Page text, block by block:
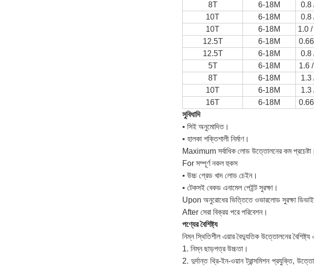
8T
6-18M 0.8
10T
6-18M 0.8
10T
6-18M 1.0
12.5T
6-18M
12.5T
6-18M 0.8
5T
6-18M 1.6
8T
6-18M 1.3
10T
6-18M 1.3
16T
6-18M
সুবিধাদি
• সিই অনুমোদিত।
• হালকা শক্তিশালী নির্মাণ।
Maximum সর্বাধিক লোড উত্তোলনের কম প্রচেষ্টা।
For সম্পূর্ণ নকল হুকস
• উচ্চ গ্রেড খাদ লোড চেইন।
• টেকসই বেকড এনামেল পেইন্ট সুরক্ষা।
Upon অনুরোধের ভিত্তিতে ওভারলোড সুরক্ষা
After সেরা বিক্রয় পরে পরিবেশন।
পণ্যের বৈশিষ্ট্য
নিম্ন স্থিতিশীল এয়ার বৈদ্যুতিক উত্তোলনের বৈশিষ্ট্য
1. নিম্ন ছাড়পত্র উচ্চতা।
2. দুর্দান্ত থ্রি-ইন-ওয়ান ট্রান্সমিশন প্রযুক্তি,